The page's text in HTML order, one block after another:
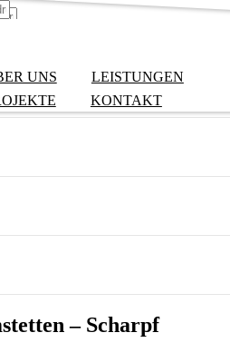
UNS
LEISTUNGEN
KONTAKT
– Scharpf